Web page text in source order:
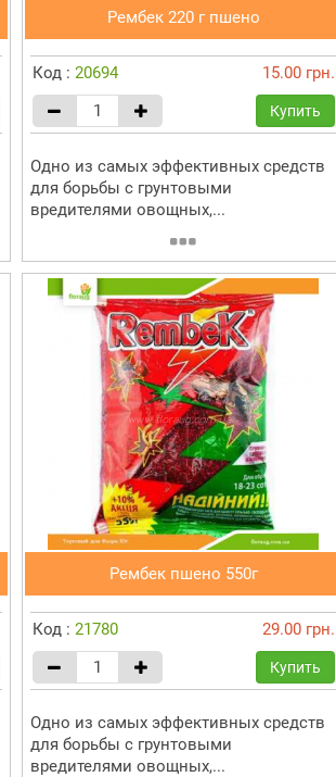
Рембек 220 г пшено
Код : 20694 15.00 грн.
Купить
Одно из самых эффективных средств
для борьбы с грунтовыми
вредителями овощных,...
Рембек пшено 550г
Код : 21780 29.00 грн.
Купить
Одно из самых эффективных средств
для борьбы с грунтовыми
вредителями овощных,...